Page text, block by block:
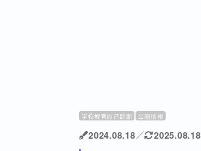
学校教育自己診断 公開情報
2024.08.18／ 2025.08.18